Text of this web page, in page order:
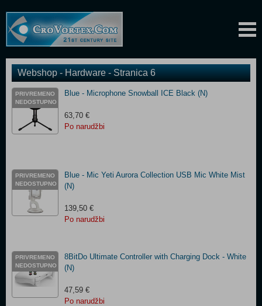
Webshop - Hardware - Stranica 6
PRIVREMENO
NEDOSTUPNO
Blue - Microphone Snowball ICE Black (N)
63,70 €
Po narudžbi
PRIVREMENO
NEDOSTUPNO
Blue - Mic Yeti Aurora Collection USB Mic White Mist
(N)
139,50 €
Po narudžbi
PRIVREMENO
NEDOSTUPNO
8BitDo Ultimate Controller with Charging Dock - White
(N)
47,59 €
Po narudžbi